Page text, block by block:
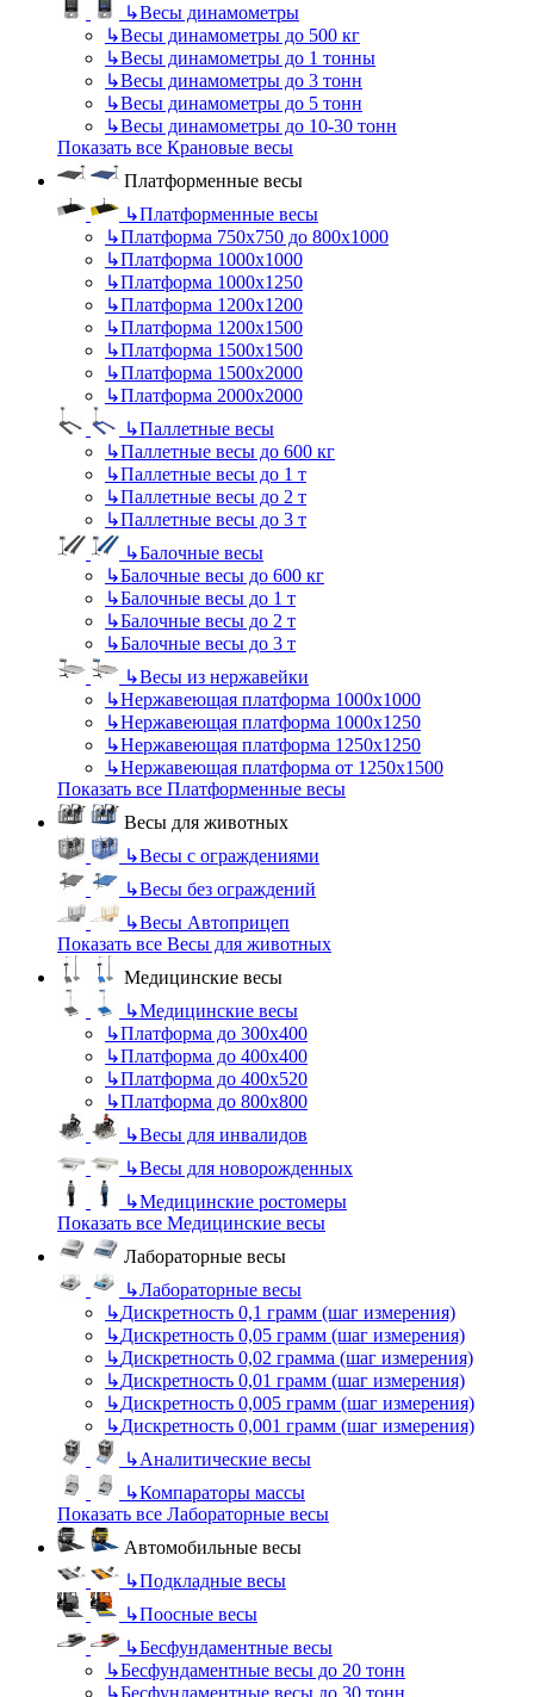
↳Весы динамометры
↳Весы динамометры до 500 кг
↳Весы динамометры до 1 тонны
↳Весы динамометры до 3 тонн
↳Весы динамометры до 5 тонн
↳Весы динамометры до 10-30 тонн
Показать все Крановые весы
Платформенные весы
↳Платформенные весы
↳Платформа 750х750 до 800х1000
↳Платформа 1000х1000
↳Платформа 1000х1250
↳Платформа 1200х1200
↳Платформа 1200х1500
↳Платформа 1500х1500
↳Платформа 1500х2000
↳Платформа 2000х2000
↳Паллетные весы
↳Паллетные весы до 600 кг
↳Паллетные весы до 1 т
↳Паллетные весы до 2 т
↳Паллетные весы до 3 т
↳Балочные весы
↳Балочные весы до 600 кг
↳Балочные весы до 1 т
↳Балочные весы до 2 т
↳Балочные весы до 3 т
↳Весы из нержавейки
↳Нержавеющая платформа 1000х1000
↳Нержавеющая платформа 1000х1250
↳Нержавеющая платформа 1250х1250
↳Нержавеющая платформа от 1250х1500
Показать все Платформенные весы
Весы для животных
↳Весы с ограждениями
↳Весы без ограждений
↳Весы Автоприцеп
Показать все Весы для животных
Медицинские весы
↳Медицинские весы
↳Платформа до 300х400
↳Платформа до 400х400
↳Платформа до 400х520
↳Платформа до 800х800
↳Весы для инвалидов
↳Весы для новорожденных
↳Медицинские ростомеры
Показать все Медицинские весы
Лабораторные весы
↳Лабораторные весы
↳Дискретность 0,1 грамм (шаг измерения)
↳Дискретность 0,05 грамм (шаг измерения)
↳Дискретность 0,02 грамма (шаг измерения)
↳Дискретность 0,01 грамм (шаг измерения)
↳Дискретность 0,005 грамм (шаг измерения)
↳Дискретность 0,001 грамм (шаг измерения)
↳Аналитические весы
↳Компараторы массы
Показать все Лабораторные весы
Автомобильные весы
↳Подкладные весы
↳Поосные весы
↳Бесфундаментные весы
↳Бесфундаментные весы до 20 тонн
↳Бесфундаментные весы до 30 тонн